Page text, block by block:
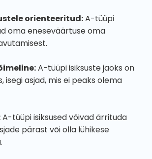
orienteeritud:A-tüüpi
oma eneseväärtuse oma
A-tüüpi isiksuste jaoks on
isegi asjad, mis ei peaks olema
A-tüüpi isiksused võivad ärrituda
pärast või olla lühikese